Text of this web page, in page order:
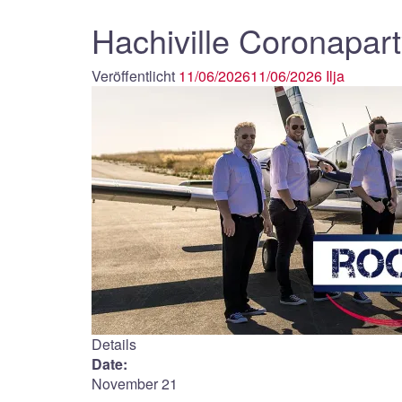
Hachiville
Veröffentlicht 11/06/202611/06/2026 Ilja
Details
Date:
November 21